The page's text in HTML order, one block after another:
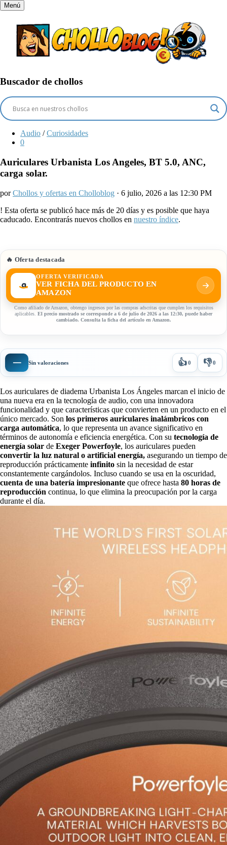
Menú
Buscador de chollos
Audio / Curiosidades
0
Auriculares Urbanista Los Angeles, BT 5.0, ANC,
carga solar.
porChollos y ofertas en Cholloblog · 6 julio, 2026 a las 12:30 PM
! Esta oferta se publicó hace más de 20 días y es posible que haya
caducado. Encontrarás nuevos chollos en nuestro índice.
🔥 Oferta destacada
OFERTA VERIFICADA
VER FICHA DEL PRODUCTO EN
AMAZON
Como afiliado de Amazon, obtengo ingresos por las compras adscritas que cumplen los requisitos
aplicables. El precio mostrado se corresponde a 6 de julio de 2026 a las 12:30, puede haber
cambiado. Consulta la ficha del artículo en Amazon.
— Sin valoraciones 👍0 👎0
Los auriculares de diadema Urbanista Los Ángeles marcan el inicio de
una nueva era en la tecnología de audio, con una innovadora
funcionalidad y que características que convierten en un producto en el
único mercado. Son los primeros auriculares inalámbricos con
carga automática, lo que representa un avance significativo en
términos de autonomía e eficiencia energética. Con su tecnología de
energía solar de Exeger Powerfoyle, los auriculares pueden
convertir la luz natural o artificial energía, asegurando un tiempo de
reproducción prácticamente infinito sin la necesidad de estar
constantemente cargándolos. Incluso cuando se usa en la oscuridad,
cuenta de una batería impresionante que ofrece hasta 80 horas de
reproducción continua, lo que elimina la preocupación por la carga
durante el día.